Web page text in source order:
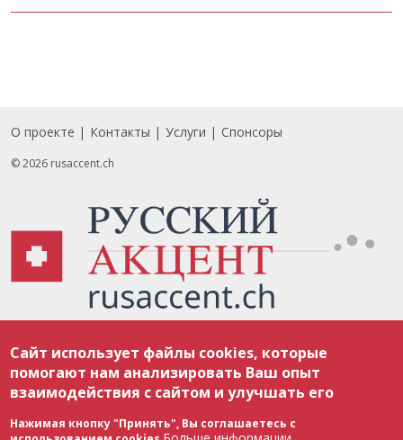
Footer
О проекте Контакты Услуги Спонсоры
© 2026 rusaccent.ch
соответствии с законодательством Швейцарии об авторском праве и
международными соглашениями. Полное или частичное использование
материалов возможно только с разрешения редакции. В случае полного
или частичного воспроизведения материалов сайта rusaccent.ch,
ОБЯЗАТЕЛЬНА АКТИВНАЯ ГИПЕРССЫЛКА на конкретный заимствованный
текст. Фотоизображения, размещенные редакцией rusaccent.ch, являются
ее исключительной собственностью. Полное или частичное
Сайт использует файлы cookies, которые
помогают нам анализировать Ваш опыт
взаимодействия с сайтом и улучшать его
Нажимая кнопку "Принять", Вы соглашаетесь с